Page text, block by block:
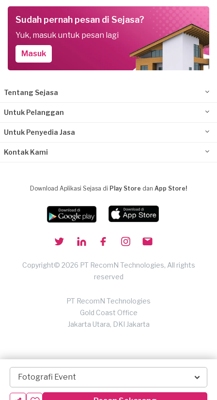
Fotografi Event
Sudah pernah pesan di Sejasa?
Yuk, masuk untuk pesan lagi
Masuk
Tentang Sejasa
Untuk Pelanggan
Untuk Penyedia Jasa
Kontak Kami
Download Aplikasi Sejasa di Play Store dan App Store!
Copyright© 2026 PT RecomN Technologies, All rights
reserved
PT RecomN Technologies
Gold Coast Office
Jakarta Utara, DKI Jakarta